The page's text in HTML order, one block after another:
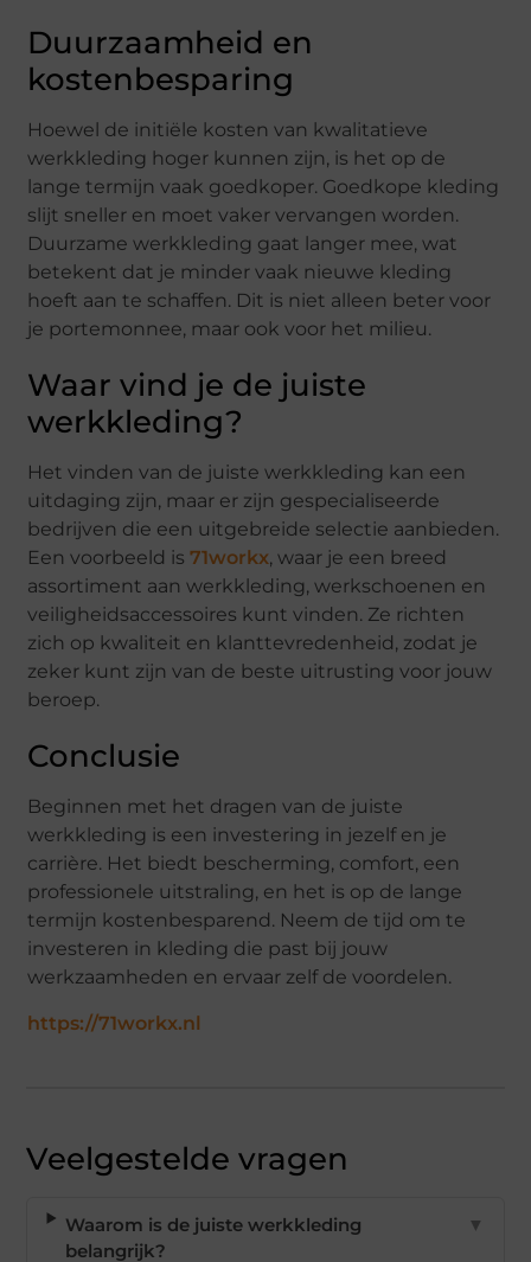
Duurzaamheid en
kostenbesparing
Hoewel de initiële kosten van kwalitatieve
werkkleding hoger kunnen zijn, is het op de
lange termijn vaak goedkoper. Goedkope kleding
slijt sneller en moet vaker vervangen worden.
Duurzame werkkleding gaat langer mee, wat
betekent dat je minder vaak nieuwe kleding
hoeft aan te schaffen. Dit is niet alleen beter voor
je portemonnee, maar ook voor het milieu.
Waar vind je de juiste
werkkleding?
Het vinden van de juiste werkkleding kan een
uitdaging zijn, maar er zijn gespecialiseerde
bedrijven die een uitgebreide selectie aanbieden.
Een voorbeeld is71workx, waar je een breed
assortiment aan werkkleding, werkschoenen en
veiligheidsaccessoires kunt vinden. Ze richten
zich op kwaliteit en klanttevredenheid, zodat je
zeker kunt zijn van de beste uitrusting voor jouw
beroep.
Conclusie
Beginnen met het dragen van de juiste
werkkleding is een investering in jezelf en je
carrière. Het biedt bescherming, comfort, een
professionele uitstraling, en het is op de lange
termijn kostenbesparend. Neem de tijd om te
investeren in kleding die past bij jouw
werkzaamheden en ervaar zelf de voordelen.
https://71workx.nl
Veelgestelde vragen
Waarom is de juiste werkkleding
belangrijk?
▼